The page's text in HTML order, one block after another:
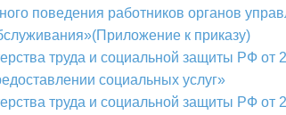
поведения работников органов
(Приложение к приказу)
труда и социальной защиты РФ
социальных услуг»
труда и социальной защиты РФ от